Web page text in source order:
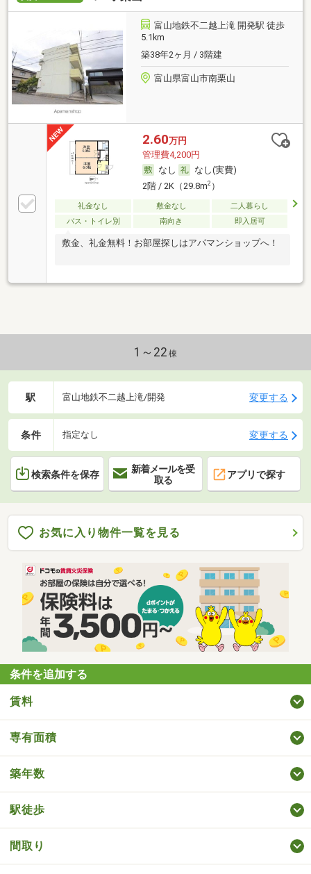
富山地鉄不二越上滝 開発駅 徒歩
5.1km
築38年2ヶ月 / 3階建
富山県富山市南栗山
2.60万円
管理費4,200円
なし
なし(実費)
2階 / 2K（29.8m2）
礼金なし 敷金なし
二人暮らし
バス・トイレ別
南向き 即入居可
敷金、礼金無料！お部屋探しはアパマンショップへ！
1～22 棟
駅 富山地鉄不二越上滝/開発 変更する
条件 指定なし 変更する
検索条件を保存
新着メールを受
取る
アプリで探す
お気に入り物件一覧を見る
条件を追加する
賃料
専有面積
築年数
駅徒歩
間取り